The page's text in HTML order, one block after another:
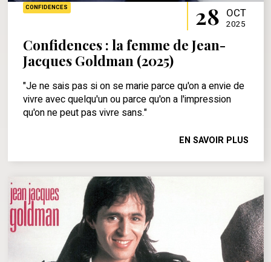
CONFIDENCES 28 OCT
2025
Confidences : la femme de Jean-
Jacques Goldman (2025)
"Je ne sais pas si on se marie parce qu'on a envie de
vivre avec quelqu'un ou parce qu'on a l'impression
qu'on ne peut pas vivre sans."
EN SAVOIR PLUS